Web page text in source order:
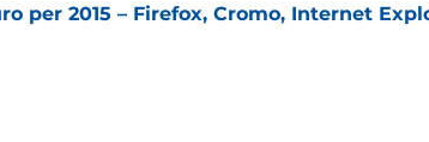
per 2015 – Firefox, Cromo, Internet